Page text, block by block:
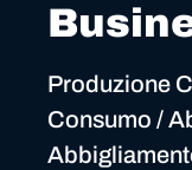
Produzione
Consumo /